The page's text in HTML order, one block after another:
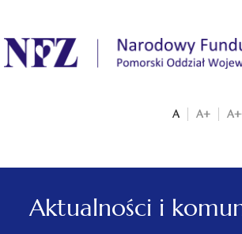
.
A A+
Aktualności i